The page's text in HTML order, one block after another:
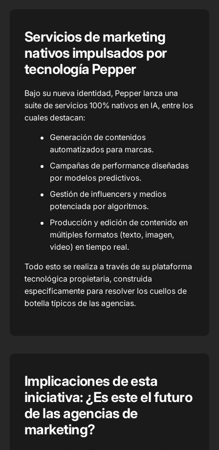
Servicios de marketing
nativos impulsados por
tecnología Pepper
Bajo su nueva identidad, Pepper lanza una
suite de servicios 100% nativos en IA, entre los
cuales destacan:
Generación de contenidos
automatizados para marcas.
Campañas de performance diseñadas
por modelos predictivos.
Gestión de influencers y medios
potenciada por algoritmos.
Producción y edición de contenido en
múltiples formatos (texto, imagen,
video) en tiempo real.
Todo esto se realiza a través de su plataforma
tecnológica propietaria, construida
específicamente para resolver los cuellos de
botella típicos de las agencias.
Implicaciones de esta
iniciativa: ¿Es este el futuro
de las agencias de
marketing?